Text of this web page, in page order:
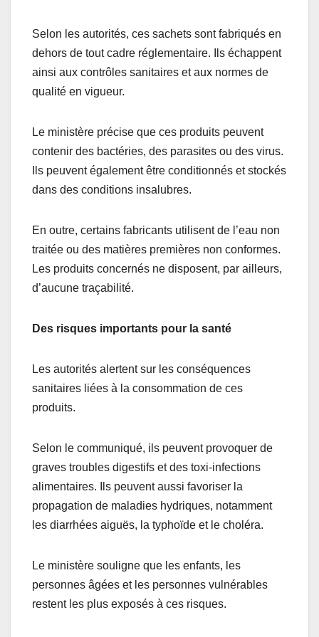
Selon les autorités, ces sachets sont fabriqués en
dehors de tout cadre réglementaire. Ils échappent
ainsi aux contrôles sanitaires et aux normes de
qualité en vigueur.
Le ministère précise que ces produits peuvent
contenir des bactéries, des parasites ou des virus.
Ils peuvent également être conditionnés et stockés
dans des conditions insalubres.
En outre, certains fabricants utilisent de l’eau non
traitée ou des matières premières non conformes.
Les produits concernés ne disposent, par ailleurs,
d’aucune traçabilité.
Des risques importants pour la santé
Les autorités alertent sur les conséquences
sanitaires liées à la consommation de ces
produits.
Selon le communiqué, ils peuvent provoquer de
graves troubles digestifs et des toxi-infections
alimentaires. Ils peuvent aussi favoriser la
propagation de maladies hydriques, notamment
les diarrhées aiguës, la typhoïde et le choléra.
Le ministère souligne que les enfants, les
personnes âgées et les personnes vulnérables
restent les plus exposés à ces risques.